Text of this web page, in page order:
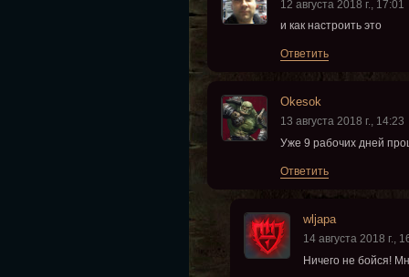
12 августа 2018 г., 17:01
и как настроить это
Ответить
Okesok
13 августа 2018 г., 14:23
Уже 9 рабочих дней
Ответить
wljapa
14 августа 2018 г.,
Ничего не бойся!